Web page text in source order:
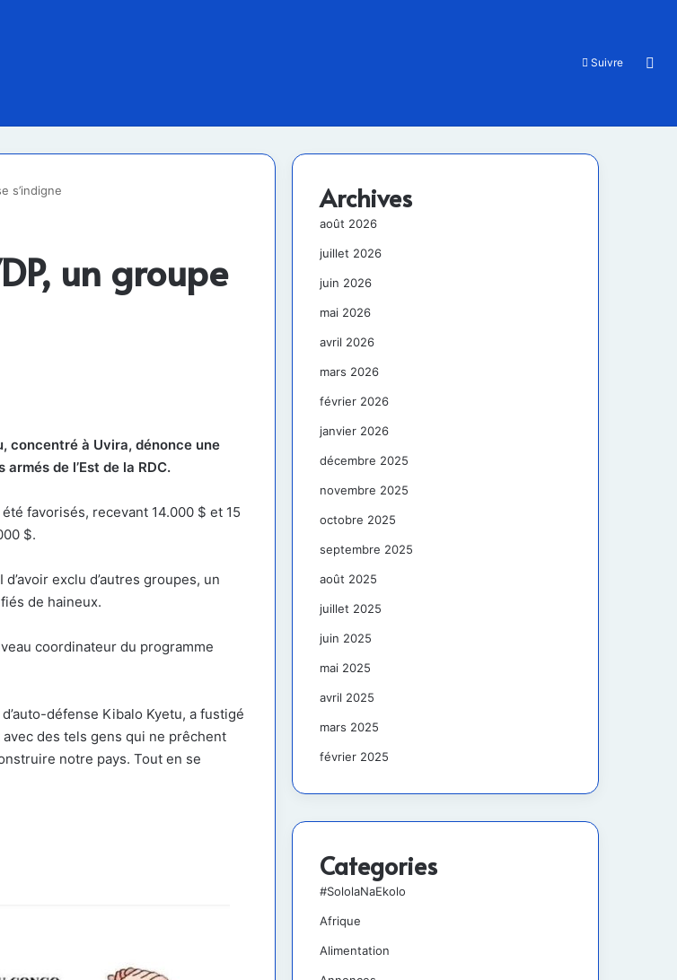
Suivre
s’indigne
un groupe
concentré à Uvira, dénonce une
de l’Est de la RDC.
favorisés, recevant 14.000 $ et 15
$.
exclu d’autres groupes, un
de haineux.
coordinateur du programme
défense Kibalo Kyetu, a fustigé
des tels gens qui ne prêchent
notre pays. Tout en se
Archives
août 2026
juillet 2026
juin 2026
mai 2026
avril 2026
mars 2026
février 2026
janvier 2026
décembre 2025
novembre 2025
octobre 2025
septembre 2025
août 2025
juillet 2025
juin 2025
mai 2025
avril 2025
mars 2025
février 2025
Categories
#SololaNaEkolo
Afrique
Alimentation